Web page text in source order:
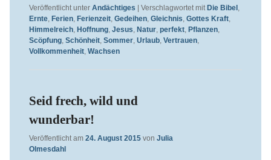
Veröffentlicht unter Andächtiges | Verschlagwortet mit Die Bibel,
Ernte, Ferien, Ferienzeit, Gedeihen, Gleichnis Gottes Kraft,
Himmelreich, Hoffnung, Jesus Natur, perfekt, Pflanzen,
Scöpfung, Schönheit, Sommer, Urlaub, Vertrauen,
Vollkommenheit, Wachsen
Seid frech, wild und
wunderbar!
Veröffentlicht am 24. August 2015 von Julia
Olmesdahl